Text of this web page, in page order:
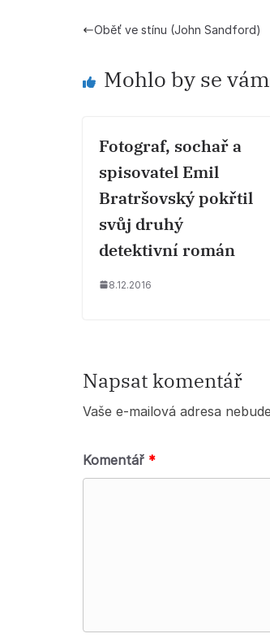
Oběť ve stínu (John Sandford)
Mohlo by se
Fotograf, sochař a
spisovatel Emil
Bratršovský pokřtil
svůj druhý
detektivní román
8.12.2016
Napsat komentář
Vaše e-mailová adresa
Komentář *